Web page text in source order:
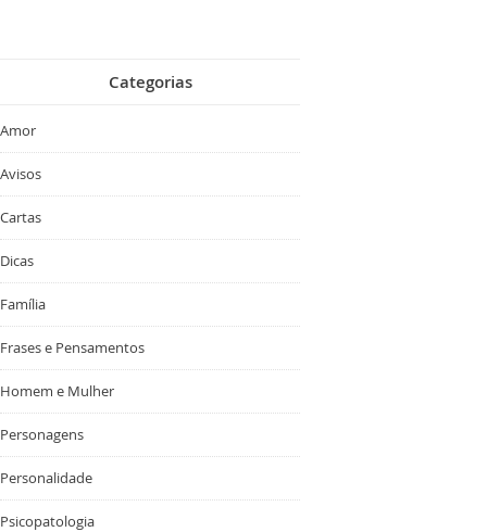
Categorias
Amor
Avisos
Cartas
Dicas
Família
Frases e Pensamentos
Homem e Mulher
Personagens
Personalidade
Psicopatologia